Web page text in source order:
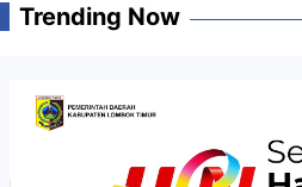
Trending Now